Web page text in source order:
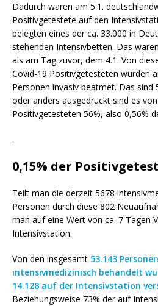
Dadurch waren am 5.1.
Positivgetestete auf den
belegten eines der ca. 33.000 in
stehenden Intensivbetten. Das
als am Tag zuvor, dem 4.1. Von
Covid-19 Positivgetesteten wurden
Personen invasiv beatmet. Das sind
oder anders ausgedrückt sind es
Positivgetesteten 56%, also 0,56%
.
0,15% der
Teilt man die derzeit 5678
Personen durch diese 802
man auf eine Wert von ca. 7 Tagen
Intensivstation.
Von den insgesamt 53.143
intensivmedizinisch behandelt
14.128 auf der Intensivstation
Beziehungsweise 73% der auf